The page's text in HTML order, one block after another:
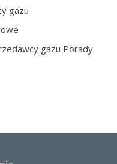
gazu
gazu Porady